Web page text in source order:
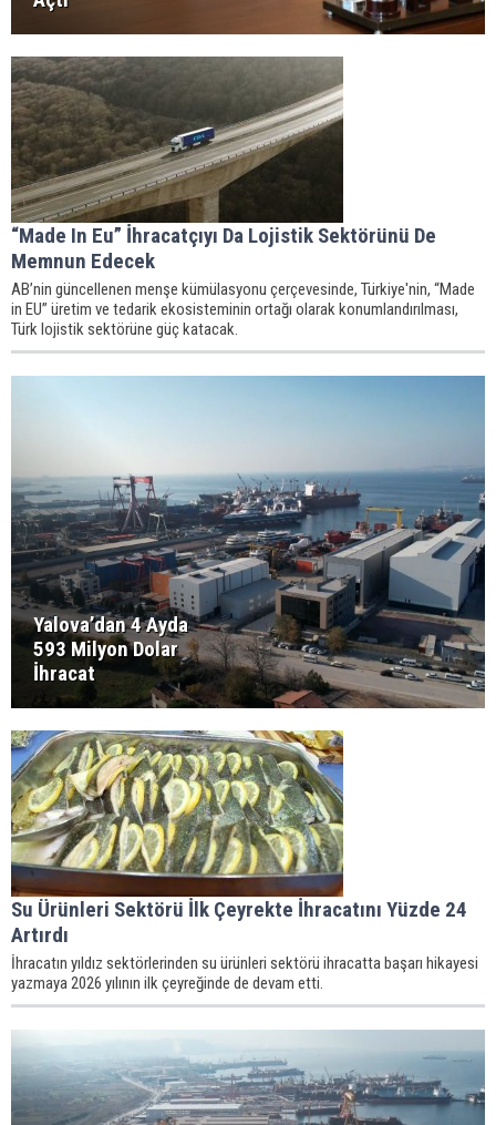
“Made In Eu” İhracatçıyı Da Lojistik Sektörünü De
Memnun Edecek
AB’nin güncellenen menşe kümülasyonu çerçevesinde, Türkiye'nin, “Made
in EU” üretim ve tedarik ekosisteminin ortağı olarak konumlandırılması,
Türk lojistik sektörüne güç katacak.
Yalova’dan 4 Ayda
593 Milyon Dolar
İhracat
Su Ürünleri Sektörü İlk Çeyrekte İhracatını Yüzde 24
Artırdı
İhracatın yıldız sektörlerinden su ürünleri sektörü ihracatta başarı hikayesi
yazmaya 2026 yılının ilk çeyreğinde de devam etti.